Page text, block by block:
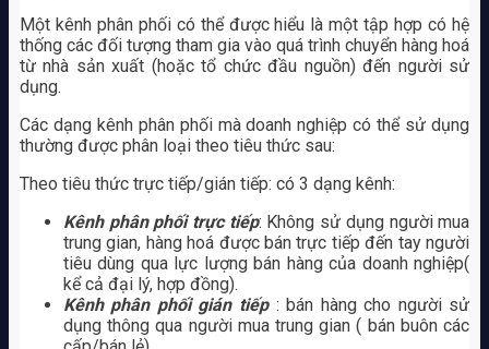
Một kênh phân phối có thể được hiểu là một tập hợp có hệ
thống các đối tượng tham gia vào quá trình chuyển hàng hoá
từ nhà sản xuất (hoặc tổ chức đầu nguồn) đến người sử
dụng.
Các dạng kênh phân phối mà doanh nghiệp có thể sử dụng
thường được phân loại theo tiêu thức sau:
Theo tiêu thức trực tiếp/gián tiếp: có 3 dạng kênh:
Kênh phân phối trực tiếp: Không sử dụng người mua
trung gian, hàng hoá được bán trực tiếp đến tay người
tiêu dùng qua lực lượng bán hàng của doanh nghiệp(
kể cả đại lý, hợp đồng).
Kênh phân phối gián tiếp: bán hàng cho người sử
dụng thông qua người mua trung gian ( bán buôn các